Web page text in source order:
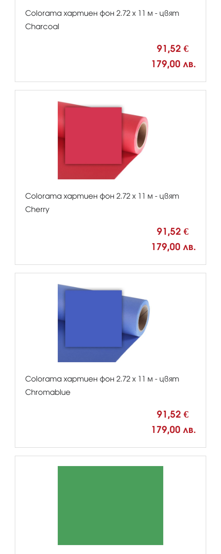
Colorama хартиен фон 2.72 x 11 м - цвят
Charcoal
91,52 €
179,00 лв.
Colorama хартиен фон 2.72 x 11 м - цвят
Cherry
91,52 €
179,00 лв.
Colorama хартиен фон 2.72 x 11 м - цвят
Chromablue
91,52 €
179,00 лв.